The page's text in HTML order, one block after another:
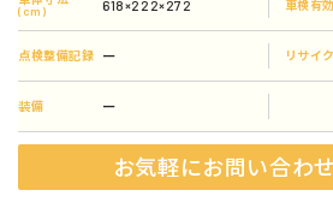
(cm)
618×222×272 車検有
点検整備記録 ー リサイ
装備 ー
お気軽にお問い合わ